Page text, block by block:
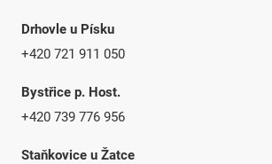
Drhovle u Písku
+420 721 911 050
Bystřice p. Host.
+420 739 776 956
Staňkovice u Žatce